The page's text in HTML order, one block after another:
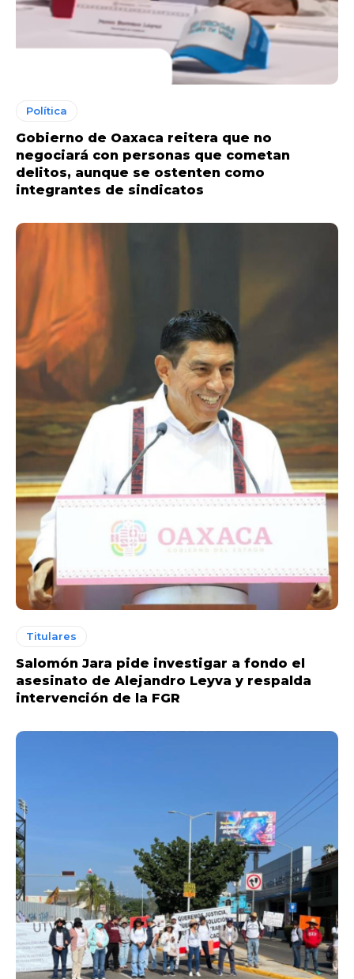
Política
Gobierno de Oaxaca reitera que no
negociará con personas que cometan
delitos, aunque se ostenten como
integrantes de sindicatos
Titulares
Salomón Jara pide investigar a fondo el
asesinato de Alejandro Leyva y respalda
intervención de la FGR